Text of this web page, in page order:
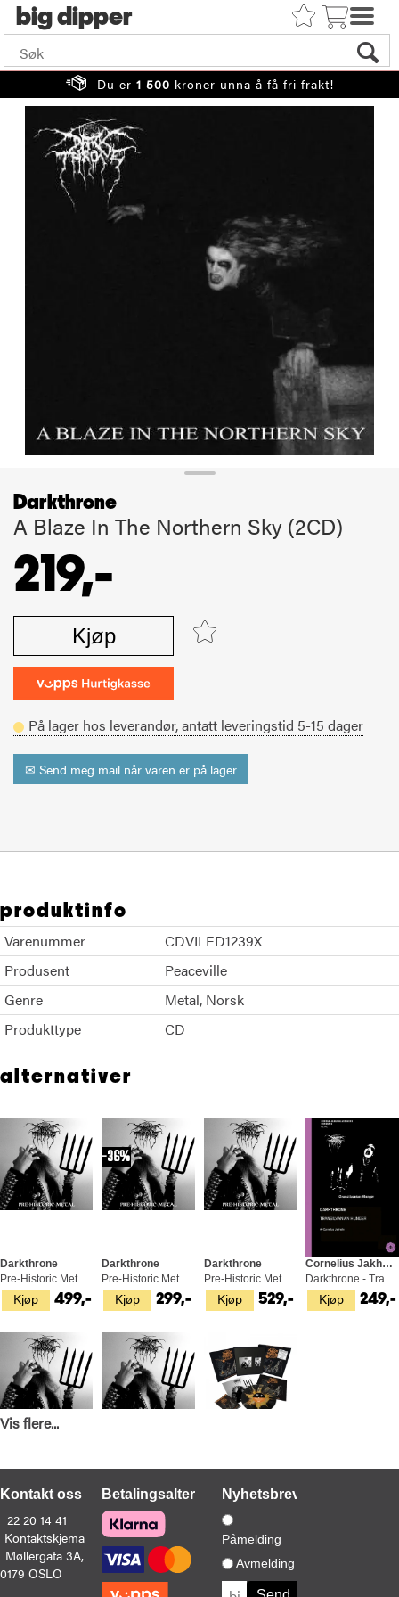
big
Du er 1 500 kroner unna å få fri frakt!
Darkthrone
A Blaze In The Northern Sky (2CD)
219,-
Kjøp
På lager hos leverandør,antatt leveringstid 5-15 dager
✉ Send meg mail når varen er på lager
produktinfo
Varenummer
CDVILED1239X
Produsent
Peaceville
Genre
Metal Norsk
Produkttype
CD
alternativer
Kjøp
Darkthrone
499,- Kjøp
36%
Darkthrone
299,- Kjøp
Darkthrone
Pre-Historic Metal - LTD (LP)
529,- Kjøp
Cornelius Jakhelln
249,-
Kjøp
Darkthrone
469,- Kjøp 229,- Kjøp 1 599,-
Vis flere...
Kontakt oss
22 20 14 41
Kontaktskjema
Møllergata 3A,
0179 OSLO
BetalingsalternativerNyhetsbrev
Påmelding
Avmelding